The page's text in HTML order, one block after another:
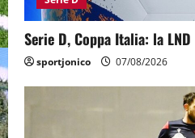
Serie D, Coppa Italia: la
sportjonico 07/08/2026